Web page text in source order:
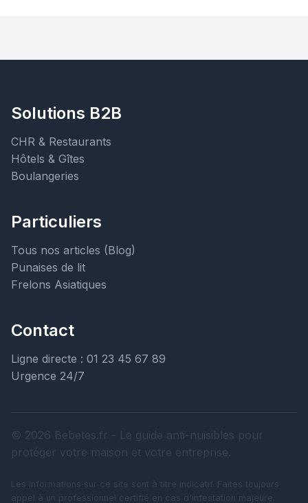
Solutions B2B
CHR & Restaurants
Hôtels & Gîtes
Boulangeries
Particuliers
Tous nos articles (Blog)
Punaises de lit
Frelons Asiatiques
Contact
Ligne directe : 01 23 45 67 89
Urgence 24/7
© 2026 Bebetes.fr - Le guide anti-nuisibles pour
protéger votre maison et votre entreprise.
Les informations sur ce site sont à titre indicatif. Faites toujours
appel à un professionnel certifié en cas d'infestation majeure.